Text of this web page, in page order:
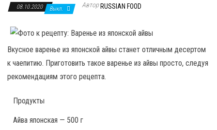
08.10.2020 Выкл. Автор RUSSIAN FOOD
Вкусное варенье из японской айвы станет отличным десертом
к чаепитию. Приготовить такое варенье из айвы просто, следуя
рекомендациям этого рецепта.
Продукты
Айва японская — 500 г